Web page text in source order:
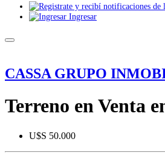
Ingresar
CASSA GRUPO
Terreno en Venta
U$S 50.000